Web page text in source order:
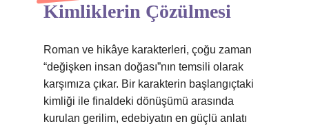
Kimliklerin Çözülmesi
Roman ve hikâye karakterleri, çoğu zaman
“değişken insan doğası”nın temsili olarak
karşımıza çıkar. Bir karakterin başlangıçtaki
kimliği ile finaldeki dönüşümü arasında
kurulan gerilim, edebiyatın en güçlü anlatı